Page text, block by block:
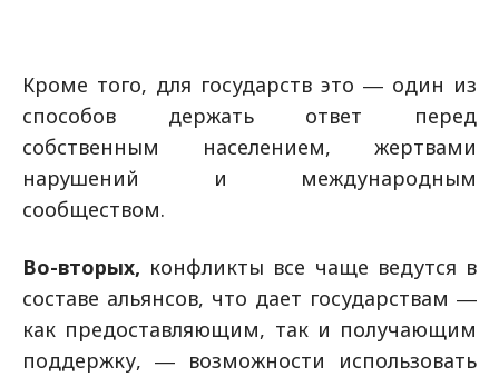
Кроме того, для государств это ― один из
способов держать ответ перед
собственным населением, жертвами
нарушений и международным
сообществом.
Во-вторых, конфликты все чаще ведутся в
составе альянсов, что дает государствам ―
как предоставляющим, так и получающим
поддержку, ― возможности использовать